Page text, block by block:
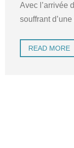
Avec l’arrivée
souffrant
READ MORE